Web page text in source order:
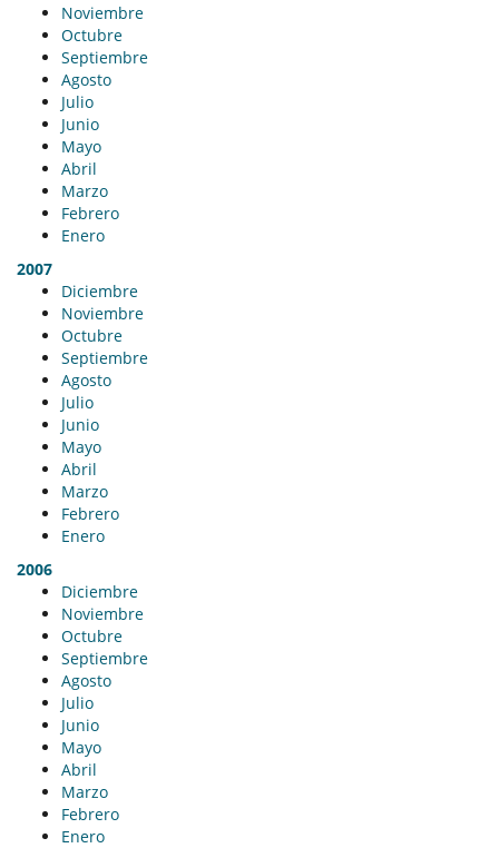
Noviembre
Octubre
Septiembre
Agosto
Julio
Junio
Mayo
Abril
Marzo
Febrero
Enero
2007
Diciembre
Noviembre
Octubre
Septiembre
Agosto
Julio
Junio
Mayo
Abril
Marzo
Febrero
Enero
2006
Diciembre
Noviembre
Octubre
Septiembre
Agosto
Julio
Junio
Mayo
Abril
Marzo
Febrero
Enero